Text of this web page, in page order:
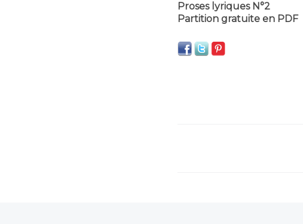
Proses lyriques N°2
Partition gratuite en PDF